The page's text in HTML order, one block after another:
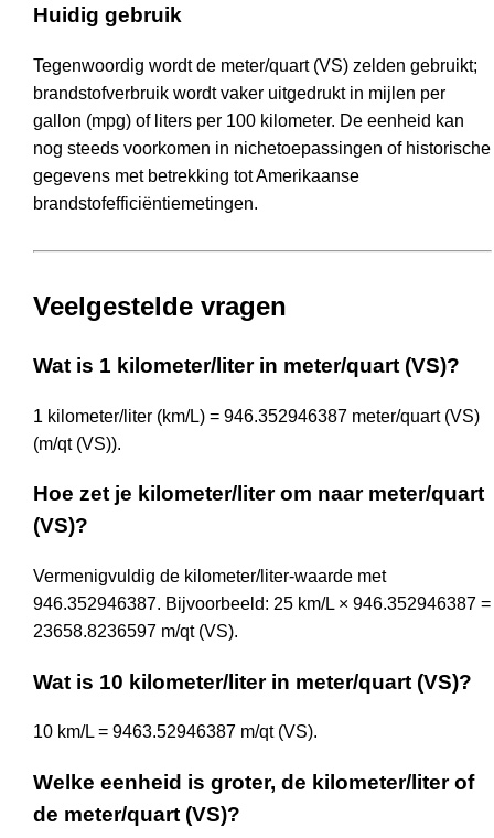
Huidig gebruik
Tegenwoordig wordt de meter/quart (VS) zelden gebruikt;
brandstofverbruik wordt vaker uitgedrukt in mijlen per
gallon (mpg) of liters per 100 kilometer. De eenheid kan
nog steeds voorkomen in nichetoepassingen of historische
gegevens met betrekking tot Amerikaanse
brandstofefficiëntiemetingen.
Veelgestelde vragen
Wat is 1 kilometer/liter in meter/quart (VS)?
1 kilometer/liter (km/L) = 946.352946387 meter/quart (VS)
(m/qt (VS)).
Hoe zet je kilometer/liter om naar meter/quart
(VS)?
Vermenigvuldig de kilometer/liter-waarde met
946.352946387. Bijvoorbeeld: 25 km/L × 946.352946387 =
23658.8236597 m/qt (VS).
Wat is 10 kilometer/liter in meter/quart (VS)?
10 km/L = 9463.52946387 m/qt (VS).
Welke eenheid is groter, de kilometer/liter of
de meter/quart (VS)?